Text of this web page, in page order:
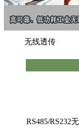
无线透传
RS485/RS232